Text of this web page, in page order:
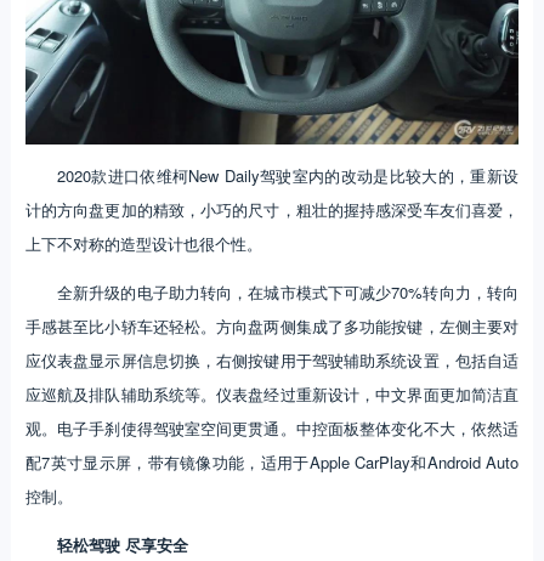
2020款进口依维柯New Daily驾驶室内的改动是比较大的，重新设
计的方向盘更加的精致，小巧的尺寸，粗壮的握持感深受车友们喜爱，
上下不对称的造型设计也很个性。
全新升级的电子助力转向，在城市模式下可减少70%转向力，转向
手感甚至比小轿车还轻松。方向盘两侧集成了多功能按键，左侧主要对
应仪表盘显示屏信息切换，右侧按键用于驾驶辅助系统设置，包括自适
应巡航及排队辅助系统等。仪表盘经过重新设计，中文界面更加简洁直
观。电子手刹使得驾驶室空间更贯通。中控面板整体变化不大，依然适
配7英寸显示屏，带有镜像功能，适用于Apple CarPlay和Android Auto
控制。
轻松驾驶 尽享安全